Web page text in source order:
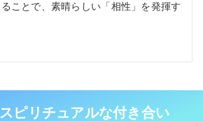
ことで、素晴らしい「相性」を発揮す
ピリチュアルな付き合い